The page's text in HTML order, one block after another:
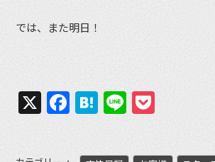
では、また明日！
X Facebook
Hatena
Line